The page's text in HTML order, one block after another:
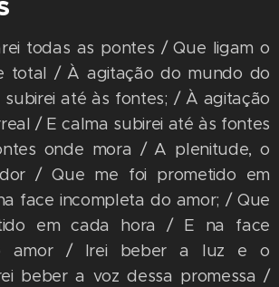
todas as pontes / Que ligam o
total / À agitação do mundo do
até às fontes; / À agitação
/ E calma subirei até às fontes
onde mora / A plenitude, o
/ Que me foi prometido em
face incompleta do amor; / Que
em cada hora / E na face
amor / Irei beber a luz e o
beber a voz dessa promessa /